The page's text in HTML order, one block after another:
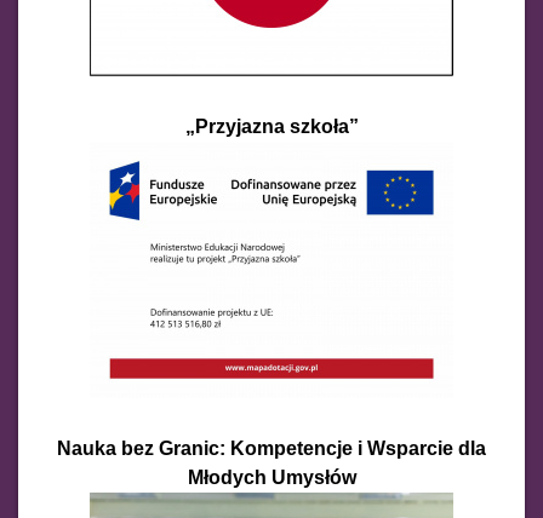
„Przyjazna szkoła”
Nauka bez Granic: Kompetencje i Wsparcie dla
Młodych Umysłów